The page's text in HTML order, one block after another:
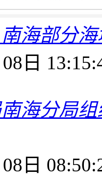
海部分
日
海分局
日